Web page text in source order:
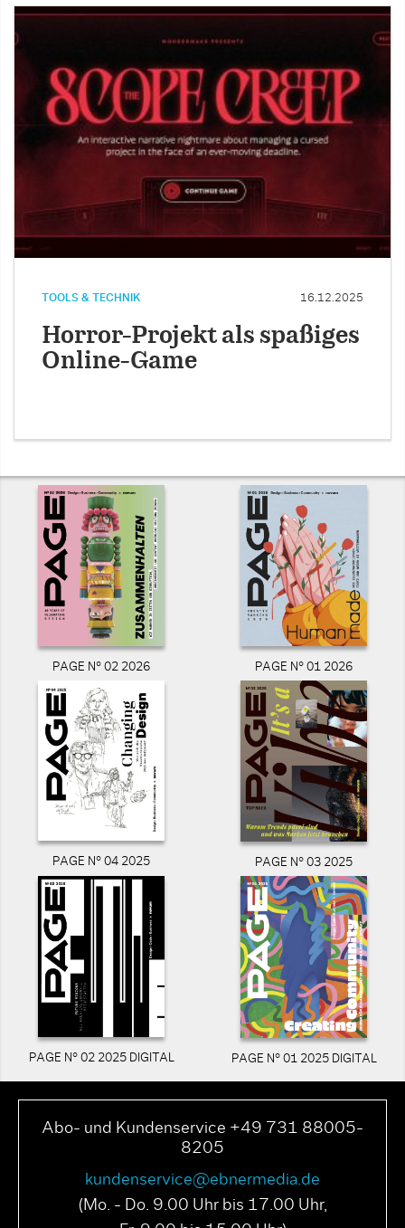
TOOLS & TECHNIK 16.12.2025
Horror-Projekt als spaßiges
Online-Game
PAGE N° 02 2026 PAGE N° 01 2026
PAGE N° 04 2025 PAGE N° 03 2025
PAGE N° 02 2025 DIGITAL PAGE N° 01 2025 DIGITAL
Abo- und Kundenservice +49 731 88005-
8205
kundenservice@ebnermedia.de
(Mo. - Do. 9.00 Uhr bis 17.00 Uhr,